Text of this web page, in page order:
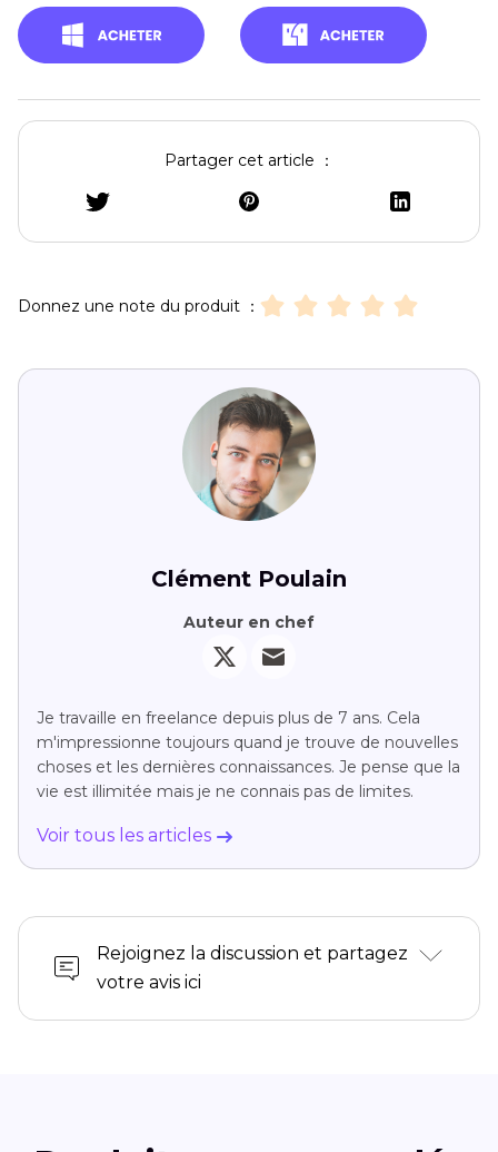
Partager cet article ：
Donnez une note du produit ：
Clément Poulain
Auteur en chef
Je travaille en freelance depuis plus de 7 ans. Cela
m'impressionne toujours quand je trouve de nouvelles
choses et les dernières connaissances. Je pense que la
vie est illimitée mais je ne connais pas de limites.
Voir tous les articles
Rejoignez la discussion et partagez
votre avis ici